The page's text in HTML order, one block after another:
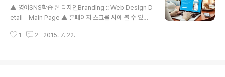
장을 보거나 할 일 등의 체크 리스트를 활용 할 수 있습니
다. 3. 생일이나 생신 목록 관리 - 가족들이나 주변 지인들
합니다. 4. 사이트 아이디 관리 - 요즘은 인터넷 사이트가
▲ 영어SNS학습 웹 디자인Branding :: Web Design D
etail - Main Page ▲ 홈페이지 스크롤 시에 볼 수 있는
임을 볼 수 있습니다) 영어SNS학습은 세계 최초의 영어학
1 2 2015. 7. 22.